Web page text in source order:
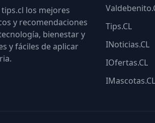
los mejores
y recomendaciones
bienestar y
y fáciles de aplicar
Tips.CL
INoticias.CL
IOfertas.CL
IMascotas.CL